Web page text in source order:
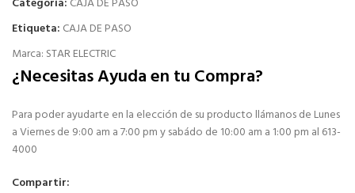
Etiqueta: CAJA DE PASO
Marca: STAR ELECTRIC
¿Necesitas Ayuda en tu Compra?
Para poder ayudarte en la elección de su producto llámanos de Lunes
a Viernes de 9:00 am a 7:00 pm y sabádo de 10:00 am a 1:00 pm al 613-
4000
Compartir: